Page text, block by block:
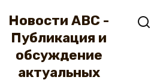
Новости ABC -
Публикация и
обсуждение
актуальных